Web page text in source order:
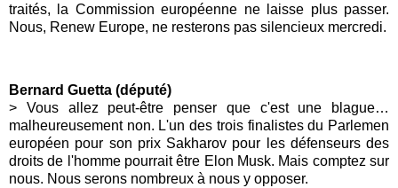
traités, la Commission européenne ne laisse plus passer.
Nous, Renew Europe, ne resterons pas silencieux mercredi.
Bernard Guetta (député)
> Vous allez peut-être penser que c'est une blague…
malheureusement non. L'un des trois finalistes du Parlemen
européen pour son prix Sakharov pour les défenseurs des
droits de l'homme pourrait être Elon Musk. Mais comptez sur
nous. Nous serons nombreux à nous y opposer.